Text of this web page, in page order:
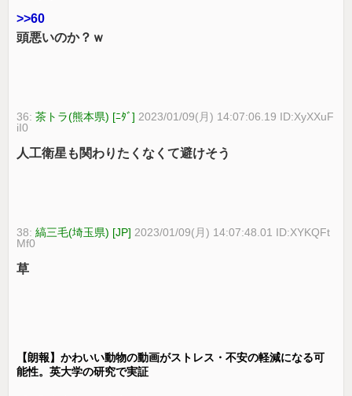
>>60
頭悪いのか？ｗ
36:茶トラ(熊本県) [ﾆﾀﾞ] 2023/01/09(月) 14:07:06.19 ID:XyXXuF
iI0
人工衛星も関わりたくなくて避けそう
38:縞三毛(埼玉県) [JP] 2023/01/09(月) 14:07:48.01 ID:XYKQFt
Mf0
草
【朗報】かわいい動物の動画がストレス・不安の軽減になる可
能性。英大学の研究で実証